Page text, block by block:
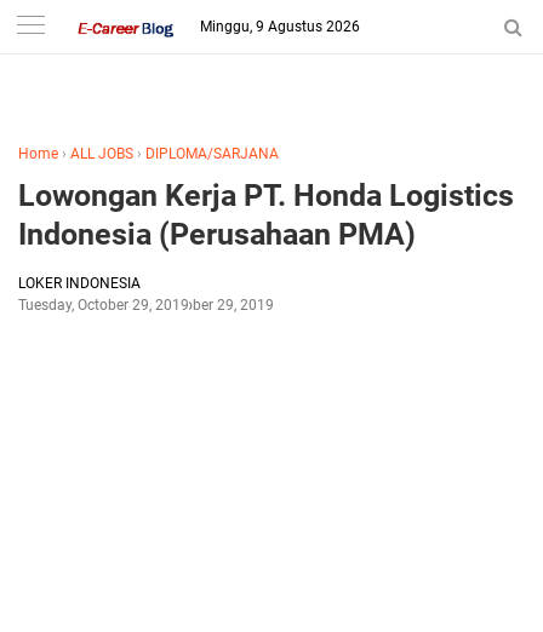
-->
Minggu, 9 Agustus 2026
Home › ALL JOBS › DIPLOMA/SARJANA
Lowongan Kerja PT. Honda Logistics
Indonesia (Perusahaan PMA)
LOKER INDONESIA
Tuesday, October 29, 2019October 29, 2019